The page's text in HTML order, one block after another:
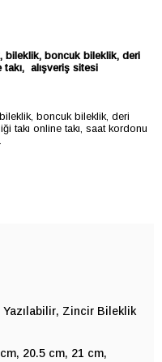
bileklik, boncuk bileklik, deri
alışveriş sitesi
boncuk bileklik, deri
takı online takı, saat kordonu
Yazılabilir Zincir Bileklik
20.5 cm 21 cm